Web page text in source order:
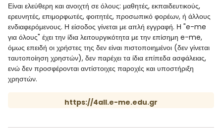
Είναι ελεύθερη και ανοιχτή σε όλους: μαθητές, εκπαιδευτικούς,
ερευνητές, επιμορφωτές, φοιτητές, προσωπικό φορέων, ή άλλους
ενδιαφερόμενους. Η είσοδος γίνεται με απλή εγγραφή. Η "e-me
για όλους" έχει την ίδια λειτουργικότητα με την επίσημη e-me,
όμως επειδή οι χρήστες της δεν είναι πιστοποιημένοι (δεν γίνεται
ταυτοποίηση χρηστών), δεν παρέχει τα ίδια επίπεδα ασφάλειας,
ενώ δεν προσφέρονται αντίστοιχες παροχές και υποστήριξη
χρηστών.
https://4all.e-me.edu.gr